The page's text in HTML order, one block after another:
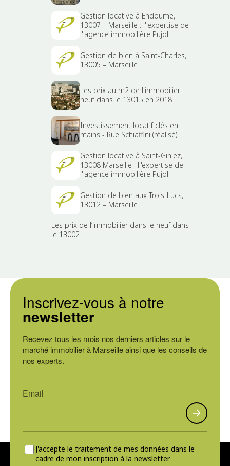
Gestion locative à Endoume,
13007 – Marseille : l''expertise de
l''agence immobilière Pujol
Gestion de bien à Saint-Charles,
13005 – Marseille
Les prix au m2 de l'immobilier
neuf dans le 13015 en 2018
Investissement locatif clés en
mains - Rue Schiaffini (réalisé)
Gestion locative à Saint-Giniez,
13008 Marseille : l''expertise de
l''agence immobilière Pujol
Gestion de bien aux Trois-Lucs,
13012 – Marseille
Les prix de l’immobilier dans le neuf dans
le 13002
Inscrivez-vous à notre
newsletter
Recevez tous les mois nos derniers articles sur le
marché immobilier à Marseille ainsi que les conseils de
nos experts.
J'accepte le traitement de mes données dans le
cadre de mon inscription à la newsletter